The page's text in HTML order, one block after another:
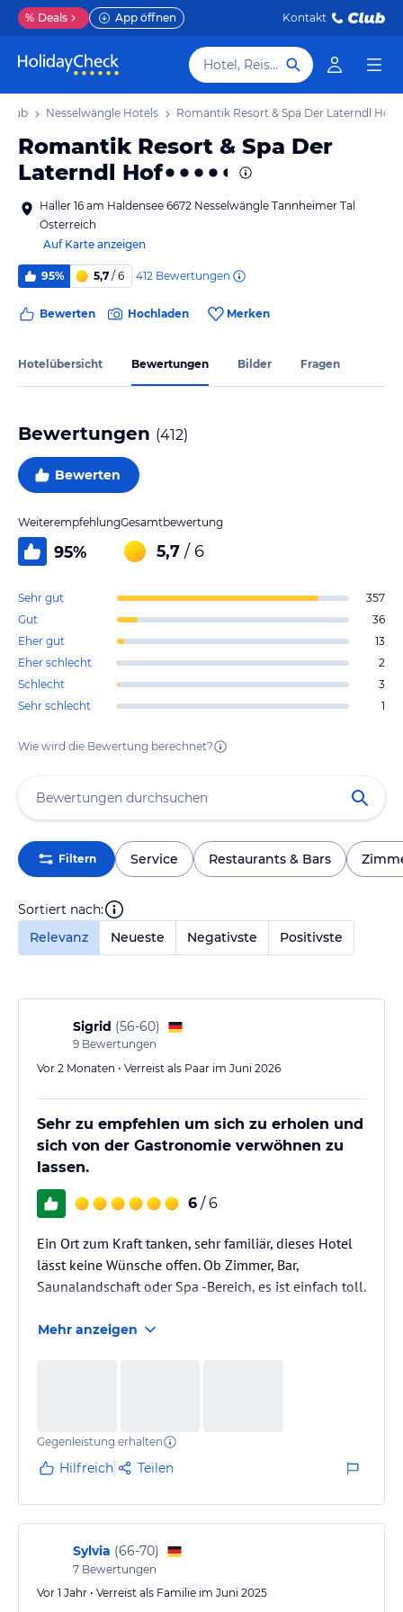
% Deals App öffnen Kontakt
Hotel, Reiseziel
Nesselwängle Hotels Romantik Resort & Spa Der Laterndl Hof
Romantik Resort & Spa Der
Laterndl Hof
Haller 16 am Haldensee 6672 Nesselwängle Tannheimer Tal
Österreich
Auf Karte anzeigen
95% 5,7 / 6 412 Bewertungen
Bewerten Hochladen Merken
Hotelübersicht Bewertungen Bilder Fragen
Bewertungen (412)
Bewerten
Weiterempfehlung
95%
Gesamtbewertung
5,7 / 6
Sehr gut
357
Gut
36
Eher gut
13
Eher schlecht
2
Schlecht
3
Sehr schlecht
1
Wie wird die Bewertung berechnet?
Filtern Service Restaurants & Bars
Sortiert nach:
Relevanz
Neueste Negativste Positivste
Sigrid (56-60)
9 Bewertungen
Vor 2 Monaten • Verreist als Paar im Juni 2026
Sehr zu empfehlen um sich zu erholen und
sich von der Gastronomie verwöhnen zu
lassen.
6 / 6
Ein Ort zum Kraft tanken, sehr familiär, dieses Hotel
lässt keine Wünsche offen. Ob Zimmer, Bar,
Saunalandschaft oder Spa -Bereich, es ist einfach toll.
Mehr anzeigen
Gegenleistung erhalten
Hilfreich Teilen
Sylvia (66-70)
7 Bewertungen
Vor 1 Jahr • Verreist als Familie im Juni 2025